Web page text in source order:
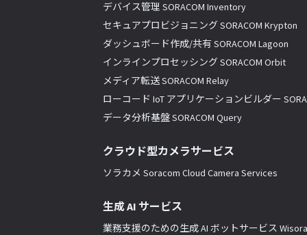
デバイス管理 SORACOM Inventory
セキュアプロビジョニング SORACOM Krypton
ダッシュボード作成/共有 SORACOM Lagoon
インラインプロセッシング SORACOM Orbit
メディア転送 SORACOM Relay
ローコード IoT アプリケーションビルダー
データ分析基盤 SORACOM Query
クラウド型カメラサービス
ソラカメ Soracom Cloud Camera Services
生成 AI サービス
業務支援のための生成 AI ボットサービス Wisora